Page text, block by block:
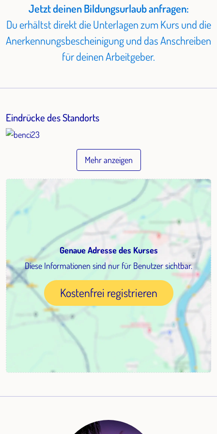
Jetzt deinen Bildungsurlaub anfragen:
Du erhältst direkt die Unterlagen zum Kurs und die
Anerkennungsbescheinigung und das Anschreiben
für deinen Arbeitgeber.
Eindrücke des Standorts
Mehr anzeigen
Genaue Adresse des Kurses
Diese Informationen sind nur für Benutzer sichtbar.
Kostenfrei registrieren